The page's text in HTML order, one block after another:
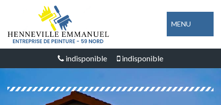
MENU
indisponible indisponible